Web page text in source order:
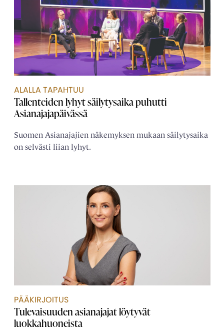
ALALLA TAPAHTUU
Tallenteiden lyhyt säilytysaika puhutti
Asianajajapäivässä
Suomen Asianajajien näkemyksen mukaan säilytysaika
on selvästi liian lyhyt.
PÄÄKIRJOITUS
Tulevaisuuden asianajajat löytyvät
luokkahuoneista